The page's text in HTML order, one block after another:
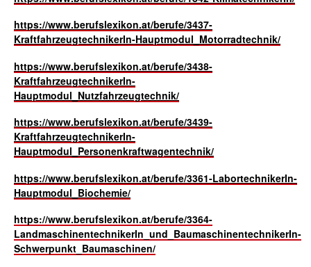
https://www.berufslexikon.at/berufe/3437-
KraftfahrzeugtechnikerIn-Hauptmodul_Motorradtechnik/
https://www.berufslexikon.at/berufe/3438-
KraftfahrzeugtechnikerIn-
Hauptmodul_Nutzfahrzeugtechnik/
https://www.berufslexikon.at/berufe/3439-
KraftfahrzeugtechnikerIn-
Hauptmodul_Personenkraftwagentechnik/
https://www.berufslexikon.at/berufe/3361-LabortechnikerIn-
Hauptmodul_Biochemie/
https://www.berufslexikon.at/berufe/3364-
LandmaschinentechnikerIn_und_BaumaschinentechnikerIn-
Schwerpunkt_Baumaschinen/